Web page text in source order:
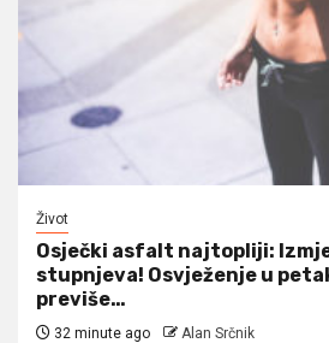
Život
Osječki asfalt najtopliji:
stupnjeva! Osvježenje u
previše…
32 minute ago Alan Srčnik